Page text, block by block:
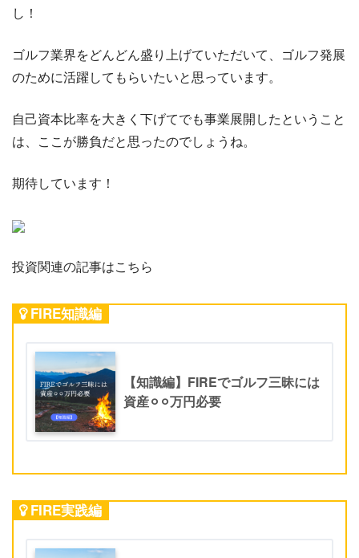
し！
ゴルフ業界をどんどん盛り上げていただいて、ゴルフ発展
のために活躍してもらいたいと思っています。
自己資本比率を大きく下げてでも事業展開したということ
は、ここが勝負だと思ったのでしょうね。
期待しています！
投資関連の記事はこちら
FIRE知識編
【知識編】FIREでゴルフ三昧には
資産⚪︎⚪︎万円必要
FIRE実践編